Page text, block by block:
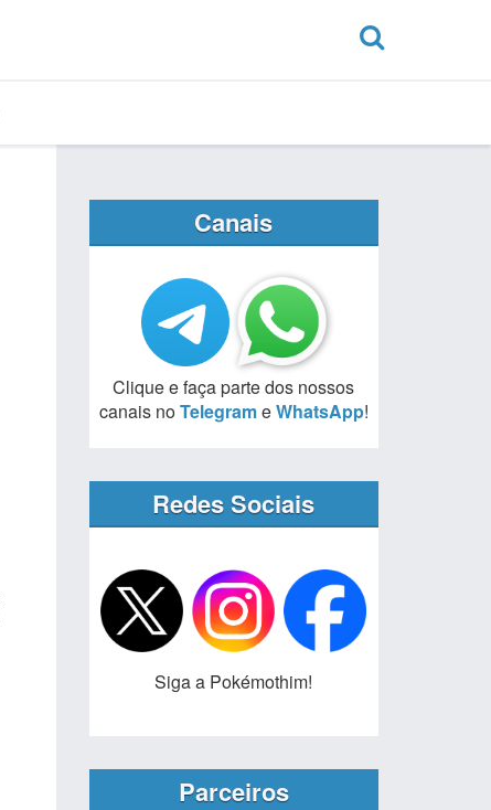
Canais
Clique e faça parte dos nossos
canais noTelegrameWhatsApp!
Redes Sociais
Siga a Pokémothim!
Parceiros